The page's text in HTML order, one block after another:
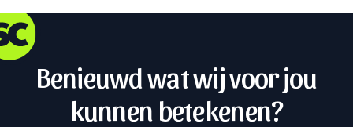
Benieuwd wat wij voor jou
kunnen betekenen?